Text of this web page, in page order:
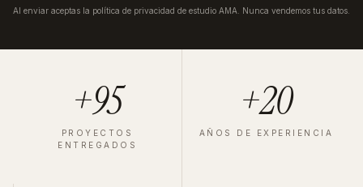
Al enviar aceptas la política de privacidad de estudio AMA. Nunca vendemos tus datos.
+95
PROYECTOS
ENTREGADOS
+20
AÑOS DE EXPERIENCIA